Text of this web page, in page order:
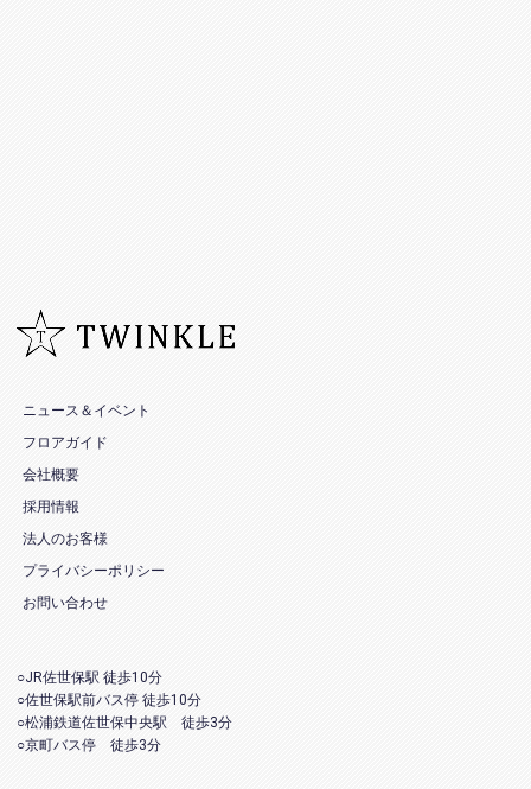
ニュース＆イベント
フロアガイド
会社概要
採用情報
法人のお客様
プライバシーポリシー
お問い合わせ
○JR佐世保駅 徒歩10分
○佐世保駅前バス停 徒歩10分
○松浦鉄道佐世保中央駅 徒歩3分
○京町バス停 徒歩3分